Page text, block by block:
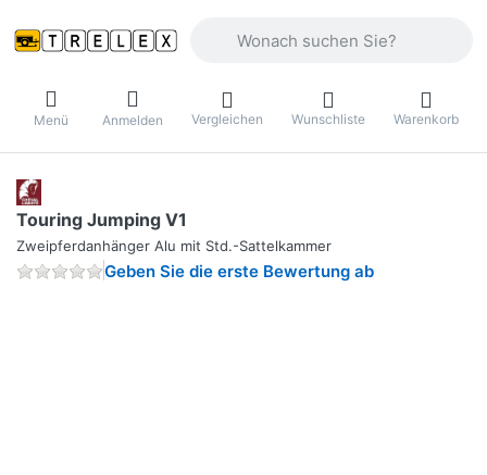
Menü Anmelden Vergleichen Wunschliste Warenkorb
Touring Jumping V1
Zweipferdanhänger Alu mit Std.-Sattelkammer
Geben Sie die erste Bewertung ab